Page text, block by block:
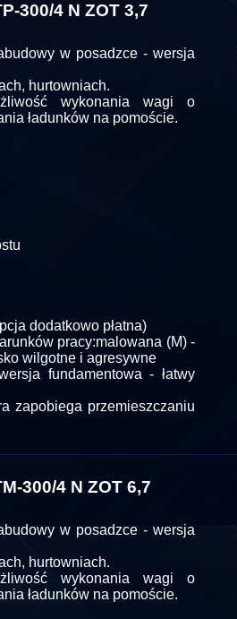
300/4 N ZOT 3,7
w posadzce - wersja
hurtowniach.
wykonania wagi o
ładunków na pomoście.
dodatkowo płatna)
pracy:malowana (M) -
wilgotne i agresywne
fundamentowa - łatwy
zapobiega przemieszczaniu
300/4 N ZOT 6,7
w posadzce - wersja
hurtowniach.
wykonania wagi o
ładunków na pomoście.